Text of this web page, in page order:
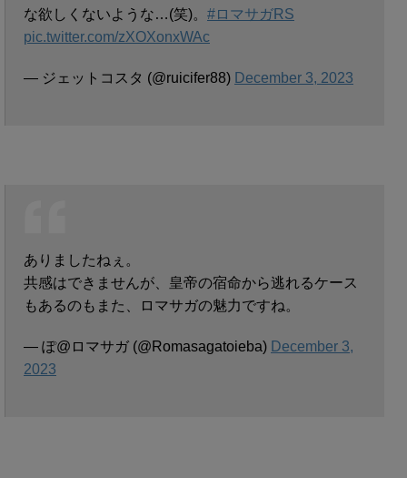
な欲しくないような…(笑)。 #ロマサガRS
pic.twitter.com/zXOXonxWAc
— ジェットコスタ (@ruicifer88) December 3, 2023
ありましたねぇ。
共感はできませんが、皇帝の宿命から逃れるケース
もあるのもまた、ロマサガの魅力ですね。
— ぽ@ロマサガ (@Romasagatoieba) December 3,
2023